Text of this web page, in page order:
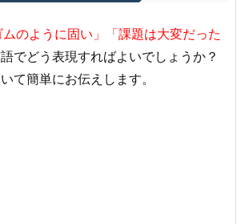
ムのように固い」「課題は大変だった
でどう表現すればよいでしょうか？
て簡単にお伝えします。